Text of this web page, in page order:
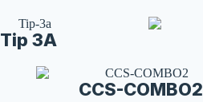
Tip 3A
CCS-COMBO2